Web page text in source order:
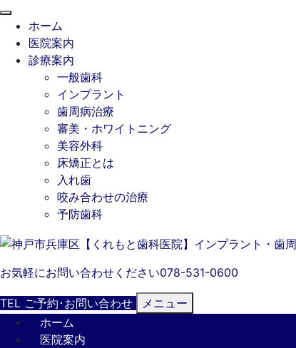
ホーム
医院案内
診療案内
一般歯科
インプラント
歯周病治療
審美・ホワイトニング
美容外科
床矯正とは
入れ歯
咬み合わせの治療
予防歯科
お気軽にお問い合わせください078-531-0600
TEL ご予約･ お問い合わせ
メニュー
ホーム
医院案内